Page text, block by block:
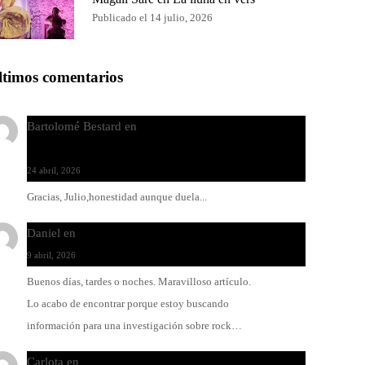
Publicado el 14 julio, 2026
comentarios
Bartolomé Bestard en
24 abril, 2026
Gracias, Julio,honestidad aunque duela...
Daniel en
9 abril, 2026
Buenos días, tardes o noches. Maravilloso artículo.
Lo acabo de encontrar porque estoy buscando
información para una investigación sobre rock…
Carlota en